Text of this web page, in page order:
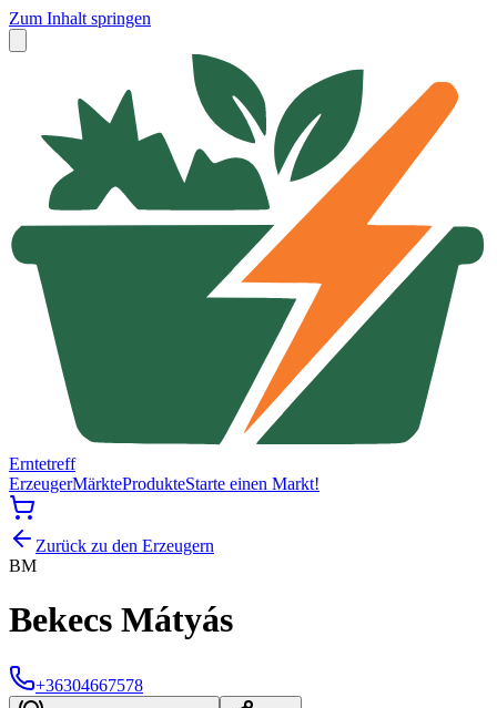
Zum Inhalt springen
Erntetreff
ErzeugerMärkteProdukteStarte einen Markt!
Zurück zu den Erzeugern
BM
Bekecs Mátyás
+36304667578